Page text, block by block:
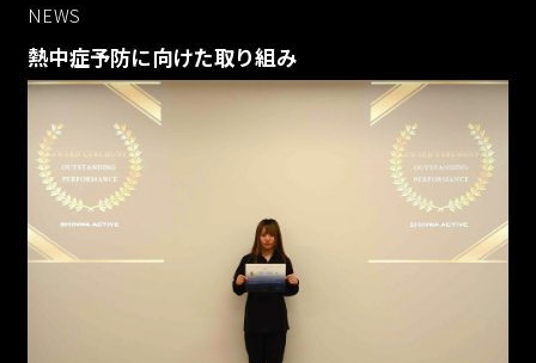
NEWS
熱中症予防に向けた取り組み